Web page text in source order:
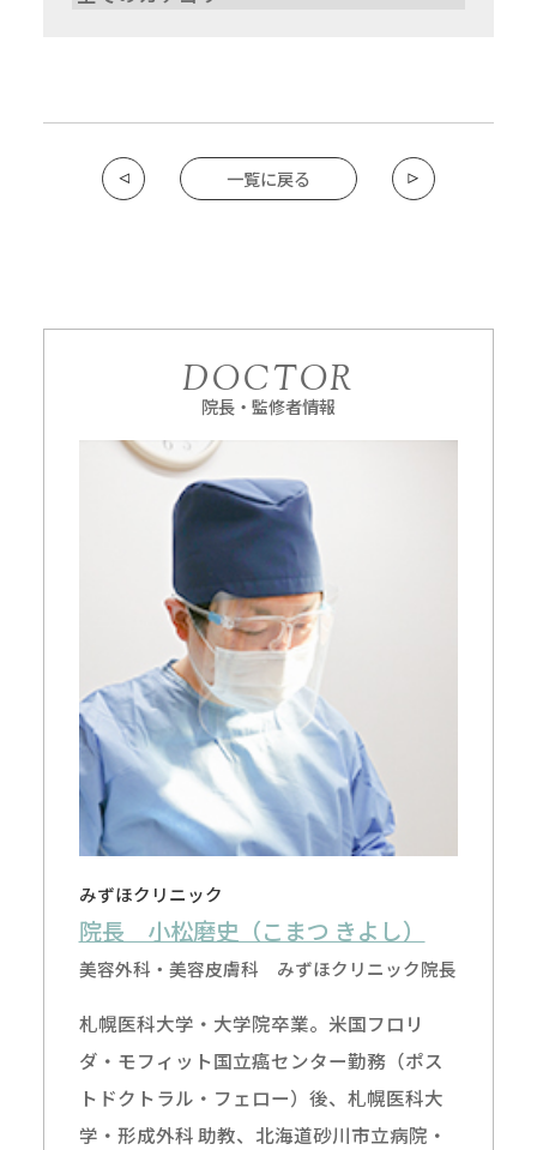
一覧に戻る
DOCTOR
院長・監修者情報
みずほクリニック
院長 小松磨史（こまつ きよし）
美容外科・美容皮膚科 みずほクリニック院長
札幌医科大学・大学院卒業。米国フロリ
ダ・モフィット国立癌センター勤務（ポス
トドクトラル・フェロー）後、札幌医科大
学・形成外科 助教、北海道砂川市立病院・